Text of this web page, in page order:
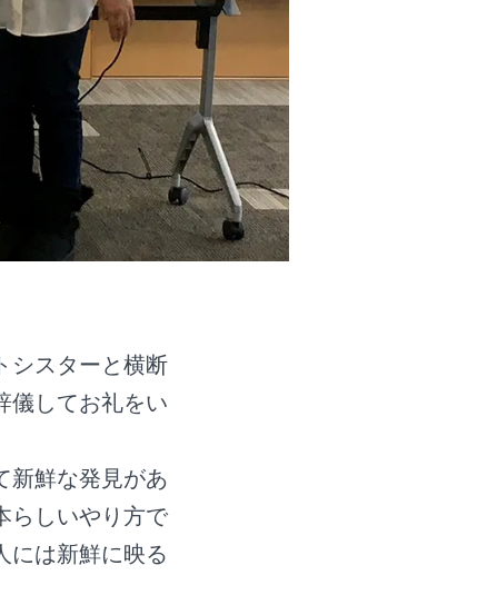
シスターと横断
儀してお礼をい
新鮮な発見があ
らしいやり方で
には新鮮に映る